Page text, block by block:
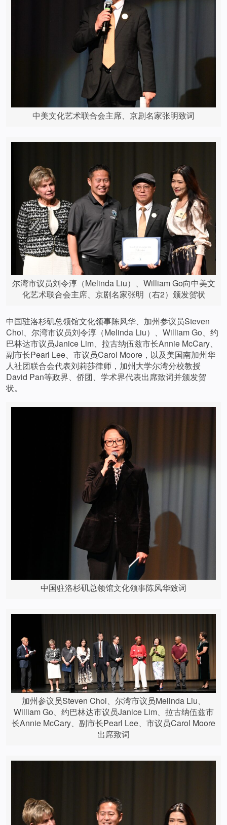
中美文化艺术联合会主席、京剧名家张明致词
尔湾市议员刘令淳（Melinda Liu）、William Go向中美文
化艺术联合会主席、京剧名家张明（右2）颁发贺状
中国驻洛杉矶总领馆文化领事陈风华、加州参议员Steven
Choi、尔湾市议员刘令淳（Melinda Liu）、William Go、约
巴林达市议员Janice Lim、拉古纳伍兹市长Annie McCary、
副市长Pearl Lee、市议员Carol Moore，以及美国南加州华
人社团联合会代表刘莉莎律师，加州大学尔湾分校教授
David Pan等政界、侨团、学术界代表出席致词并颁发贺
状。
中国驻洛杉矶总领馆文化领事陈风华致词
加州参议员Steven Choi、尔湾市议员Melinda Liu、
William Go、约巴林达市议员Janice Lim、拉古纳伍兹市
长Annie McCary、副市长Pearl Lee、市议员Carol Moore
出席致词